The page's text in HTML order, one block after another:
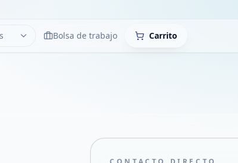
LimpiarBolsa de trabajo Carrito